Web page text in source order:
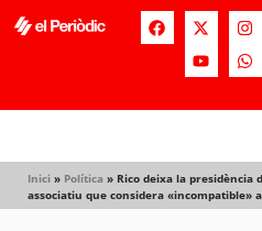
Inici » Política » Rico deixa la presidència
associatiu que considera «incompatible»